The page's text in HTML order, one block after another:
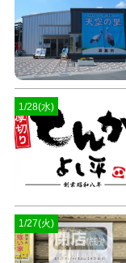
1/28(水)
1/27(火)